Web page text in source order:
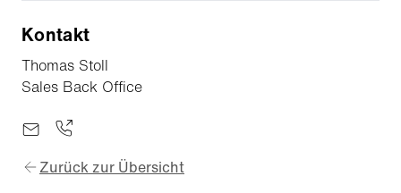
Kontakt
Thomas Stoll
Sales Back Office
Zurück zur Übersicht